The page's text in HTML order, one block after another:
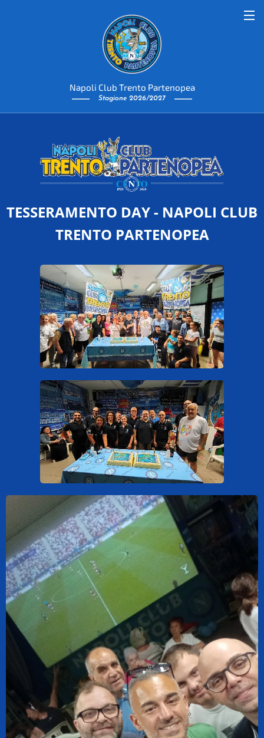
Napoli Club Trento Partenopea
Stagione 2026/2027
TESSERAMENTO DAY - NAPOLI CLUB
TRENTO PARTENOPEA